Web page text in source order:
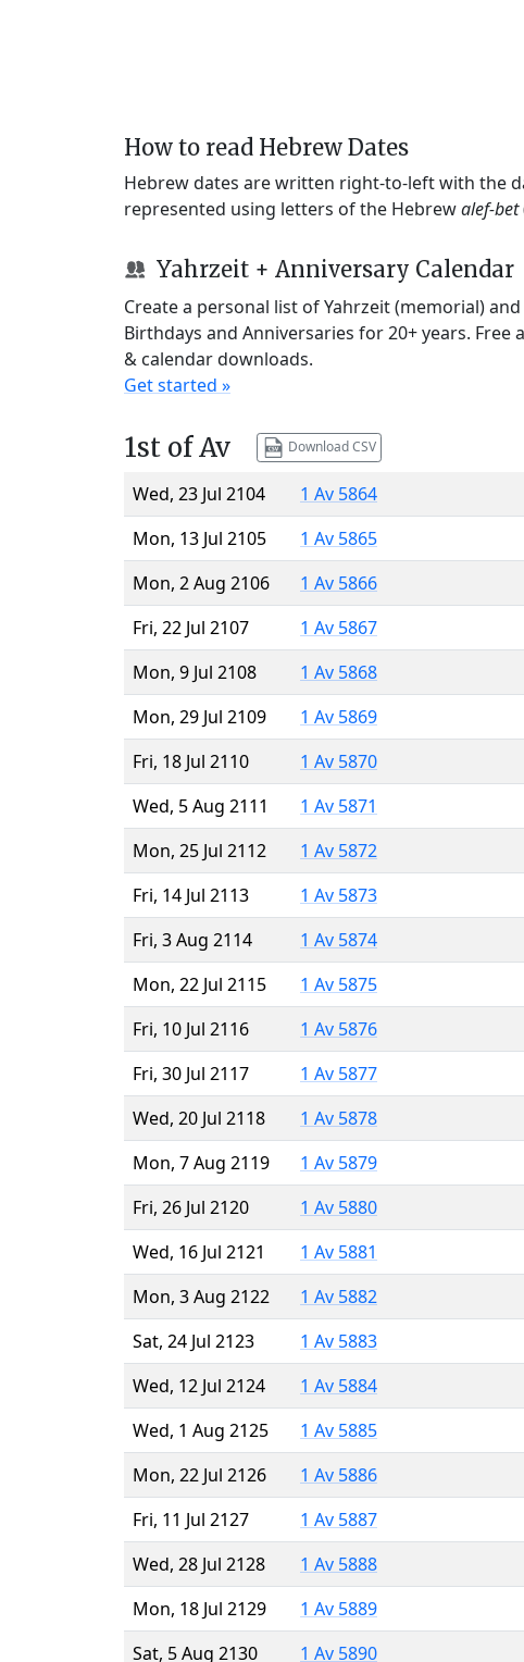
How to read Hebrew Dates
Hebrew dates are written right-to-left with the
represented using letters of the Hebrewalef-bet
Yahrzeit + Anniversary Calendar
Create a personal list of Yahrzeit (memorial)
Birthdays and Anniversaries for 20+ years. Free
& calendar downloads.
Get started »
1st of Av Download CSV
Wed, 23 Jul 2104
1 Av 5864
Mon, 13 Jul 2105
1 Av 5865
Mon, 2 Aug 2106
1 Av 5866
Fri, 22 Jul 2107
1 Av 5867
Mon, 9 Jul 2108
1 Av 5868
Mon, 29 Jul 2109
1 Av 5869
Fri, 18 Jul 2110
1 Av 5870
Wed, 5 Aug 2111
1 Av 5871
Mon, 25 Jul 2112
1 Av 5872
Fri, 14 Jul 2113
1 Av 5873
Fri, 3 Aug 2114
1 Av 5874
Mon, 22 Jul 2115
1 Av 5875
Fri, 10 Jul 2116
1 Av 5876
Fri, 30 Jul 2117
1 Av 5877
Wed, 20 Jul 2118
1 Av 5878
Mon, 7 Aug 2119
1 Av 5879
Fri, 26 Jul 2120
1 Av 5880
Wed, 16 Jul 2121
1 Av 5881
Mon, 3 Aug 2122
1 Av 5882
Sat, 24 Jul 2123
1 Av 5883
Wed, 12 Jul 2124
1 Av 5884
Wed, 1 Aug 2125
1 Av 5885
Mon, 22 Jul 2126
1 Av 5886
Fri, 11 Jul 2127
1 Av 5887
Wed, 28 Jul 2128
1 Av 5888
Mon, 18 Jul 2129
1 Av 5889
Sat, 5 Aug 2130
1 Av 5890